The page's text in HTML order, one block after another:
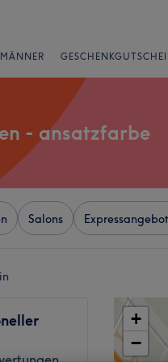
MÄNNER
- ansatzfarbe
Salons
+
−